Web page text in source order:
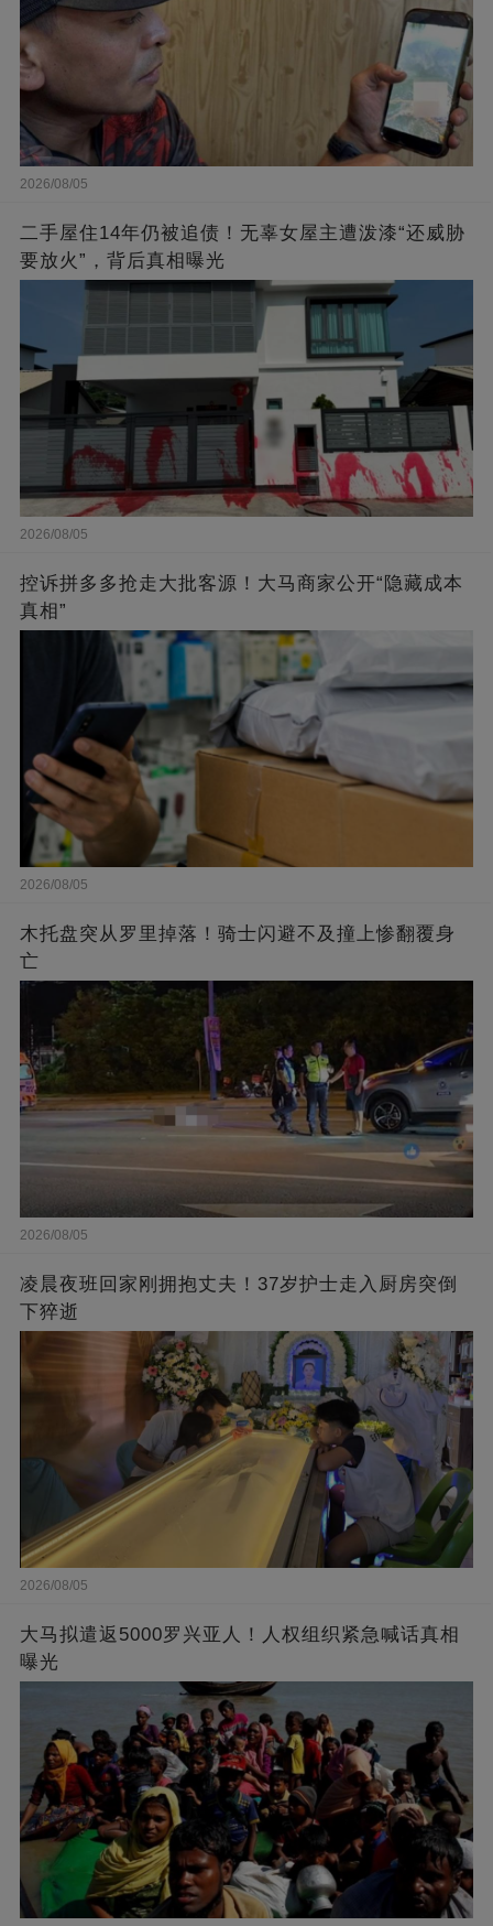
2026/08/05
二手屋住14年仍被追债！无辜女屋主遭泼漆“还威胁
要放火”，背后真相曝光
2026/08/05
控诉拼多多抢走大批客源！大马商家公开“隐藏成本
真相”
2026/08/05
木托盘突从罗里掉落！骑士闪避不及撞上惨翻覆身
亡
2026/08/05
凌晨夜班回家刚拥抱丈夫！37岁护士走入厨房突倒
下猝逝
2026/08/05
大马拟遣返5000罗兴亚人！人权组织紧急喊话真相
曝光